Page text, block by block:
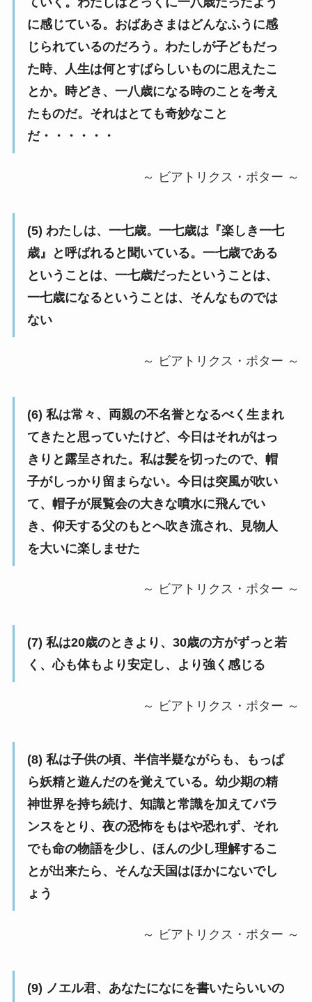
に感じている。おばあさまはどんなふうに感
じられているのだろう。わたしが子どもだっ
た時、人生は何とすばらしいものに思えたこ
とか。時どき、一八歳になる時のことを考え
たものだ。それはとても奇妙なこと
だ・・・・・・
～ ビアトリクス・ポター ～
(5) わたしは、一七歳。一七歳は『楽しき一七
歳』と呼ばれると聞いている。一七歳である
ということは、一七歳だったということは、
一七歳になるということは、そんなものでは
ない
～ ビアトリクス・ポター ～
(6) 私は常々、両親の不名誉となるべく生まれ
てきたと思っていたけど、今日はそれがはっ
きりと露呈された。私は髪を切ったので、帽
子がしっかり留まらない。今日は突風が吹い
て、帽子が展覧会の大きな噴水に飛んでい
き、仰天する父のもとへ吹き流され、見物人
を大いに楽しませた
～ ビアトリクス・ポター ～
(7) 私は20歳のときより、30歳の方がずっと若
く、心も体もより安定し、より強く感じる
～ ビアトリクス・ポター ～
(8) 私は子供の頃、半信半疑ながらも、もっぱ
ら妖精と遊んだのを覚えている。幼少期の精
神世界を持ち続け、知識と常識を加えてバラ
ンスをとり、夜の恐怖をもはや恐れず、それ
でも命の物語を少し、ほんの少し理解するこ
とが出来たら、そんな天国はほかにないでし
ょう
～ ビアトリクス・ポター ～
(9) ノエル君、あなたになにを書いたらいいの